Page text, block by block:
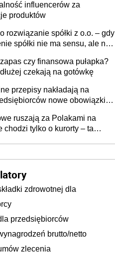
influencerów za
produktów
rozwiązanie spółki z o.o. – gdy
spółki nie ma sensu, ale nie
czy finansowa pułapka?
czekają na gotówkę
przepisy nakładają na
nowe obowiązki w
ruszają za Polakami na
chodzi tylko o kurorty – ta
zdrowotnej dla
przedsiębiorców
brutto/netto
zlecenia